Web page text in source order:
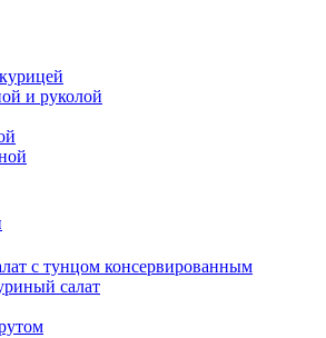
и руколой
с тунцом консервированным
салат